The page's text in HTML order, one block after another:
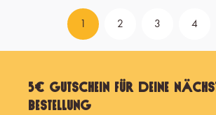
Seite
1 Seite
2 Seite
3 Seite
4
5€ Gutschein für Deine
Bestellung